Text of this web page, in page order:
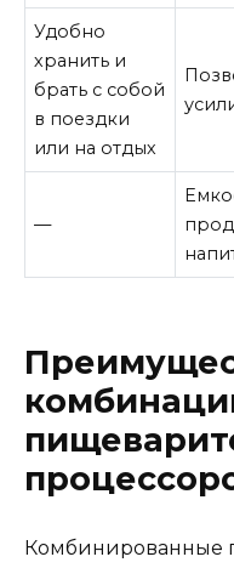
Удобно
хранить и
брать с собой
в поездки
или на отдых
—
Комбинированные